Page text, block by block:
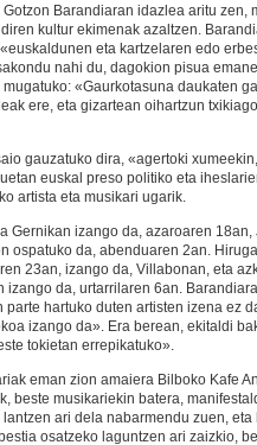
Barandiaran idazlea aritu zen,
kultur ekimenak azaltzen.
eta kartzelaren edo
nahi du, dagokion pisua
«Gaurkotasuna daukaten
ere, eta gizartean oihartzun
gauzatuko dira, «agertoki
euskal preso politiko eta
artista eta musikari ugarik.
Gernikan izango da, azaroaren 18an,
ospatuko da, abenduaren 2an.
23an, izango da, Villabonan, eta
izango da, urtarrilaren 6an.
parte hartuko duten artisten izena ez
izango da». Era berean, ekitaldi
tokietan errepikatuko».
eman zion amaiera Bilboko Kafe
beste musikariekin batera,
ari dela nabarmendu zuen,
osatzeko laguntzen ari zaizkio,